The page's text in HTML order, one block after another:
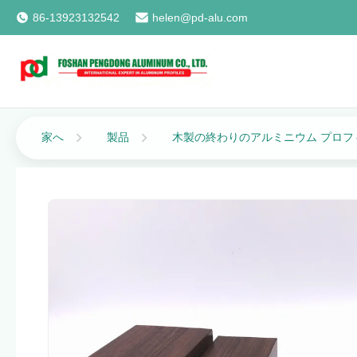
86-13923132542 helen@pd-alu.com
家へ 製品 木製の終わりのアルミニウム プロフ